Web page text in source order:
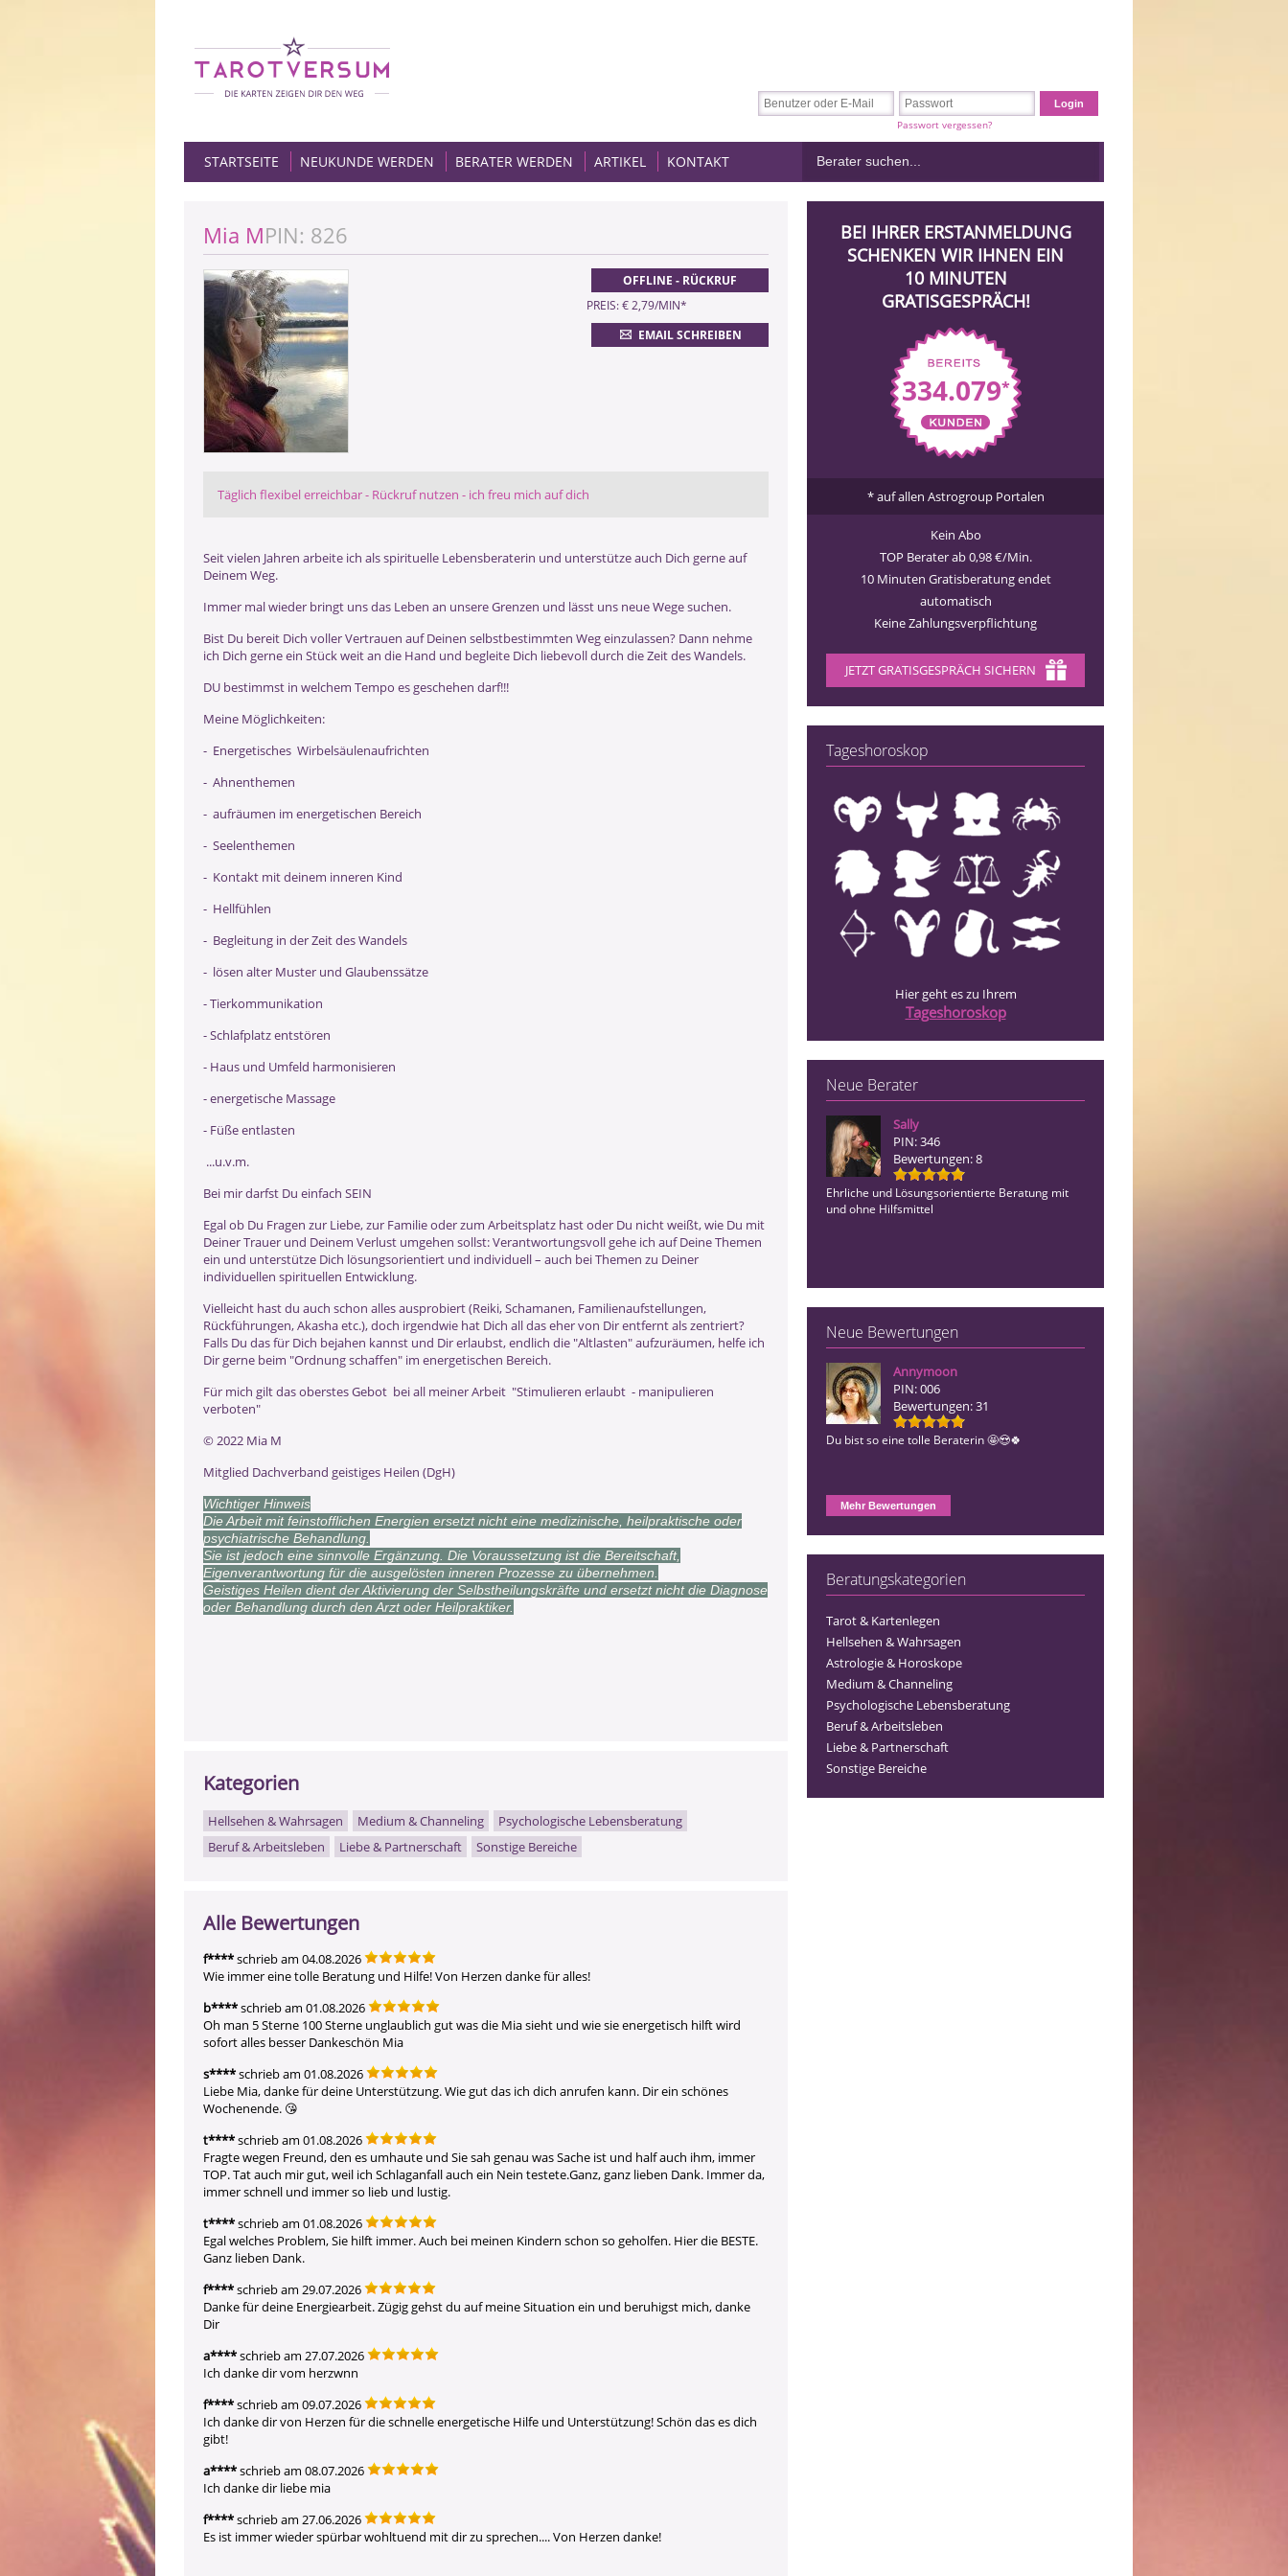
Passwort vergessen?
STARTSEITE NEUKUNDE WERDEN BERATER WERDEN ARTIKEL KONTAKT
BEI IHRER ERSTANMELDUNG
SCHENKEN WIR IHNEN EIN
10 MINUTEN
GRATISGESPRÄCH!
334.079*
* auf allen Astrogroup Portalen
Kein Abo
TOP Berater ab 0,98 €/Min.
10 Minuten Gratisberatung endet
automatisch
Keine Zahlungsverpflichtung
JETZT GRATISGESPRÄCH SICHERN
Tageshoroskop
Hier geht es zu Ihrem
Tageshoroskop
Neue Berater
Sally
PIN: 346
Bewertungen: 8
Ehrliche und Lösungsorientierte Beratung mit
und ohne Hilfsmittel
Neue Bewertungen
Annymoon
PIN: 006
Bewertungen: 31
Du bist so eine tolle Beraterin 🤩😍🍀
Mehr Bewertungen
Beratungskategorien
Tarot & Kartenlegen
Hellsehen & Wahrsagen
Astrologie & Horoskope
Medium & Channeling
Psychologische Lebensberatung
Beruf & Arbeitsleben
Liebe & Partnerschaft
Sonstige Bereiche
Mia MPIN: 826
OFFLINE - RÜCKRUF
PREIS: € 2,79/MIN*
EMAIL SCHREIBEN
Täglich flexibel erreichbar - Rückruf nutzen - ich freu mich auf dich
Seit vielen Jahren arbeite ich als spirituelle Lebensberaterin und unterstütze auch Dich gerne auf
Deinem Weg.
Immer mal wieder bringt uns das Leben an unsere Grenzen und lässt uns neue Wege suchen.
Bist Du bereit Dich voller Vertrauen auf Deinen selbstbestimmten Weg einzulassen? Dann nehme
ich Dich gerne ein Stück weit an die Hand und begleite Dich liebevoll durch die Zeit des Wandels.
DU bestimmst in welchem Tempo es geschehen darf!!!
Meine Möglichkeiten:
- Energetisches Wirbelsäulenaufrichten
- Ahnenthemen
- aufräumen im energetischen Bereich
- Seelenthemen
- Kontakt mit deinem inneren Kind
- Hellfühlen
- Begleitung in der Zeit des Wandels
- lösen alter Muster und Glaubenssätze
- Tierkommunikation
- Schlafplatz entstören
- Haus und Umfeld harmonisieren
- energetische Massage
- Füße entlasten
...u.v.m.
Bei mir darfst Du einfach SEIN
Egal ob Du Fragen zur Liebe, zur Familie oder zum Arbeitsplatz hast oder Du nicht weißt, wie Du mit
Deiner Trauer und Deinem Verlust umgehen sollst: Verantwortungsvoll gehe ich auf Deine Themen
ein und unterstütze Dich lösungsorientiert und individuell – auch bei Themen zu Deiner
individuellen spirituellen Entwicklung.
Vielleicht hast du auch schon alles ausprobiert (Reiki, Schamanen, Familienaufstellungen,
Rückführungen, Akasha etc.), doch irgendwie hat Dich all das eher von Dir entfernt als zentriert?
Falls Du das für Dich bejahen kannst und Dir erlaubst, endlich die "Altlasten" aufzuräumen, helfe ich
Dir gerne beim "Ordnung schaffen" im energetischen Bereich.
Für mich gilt das oberstes Gebot bei all meiner Arbeit "Stimulieren erlaubt - manipulieren
verboten"
©️ 2022 Mia M
Mitglied Dachverband geistiges Heilen (DgH)
Wichtiger Hinweis
Die Arbeit mit feinstofflichen Energien ersetzt nicht eine medizinische, heilpraktische oder
psychiatrische Behandlung.
Sie ist jedoch eine sinnvolle Ergänzung. Die Voraussetzung ist die Bereitschaft,
Eigenverantwortung für die ausgelösten inneren Prozesse zu übernehmen.
Geistiges Heilen dient der Aktivierung der Selbstheilungskräfte und ersetzt nicht die Diagnose
oder Behandlung durch den Arzt oder Heilpraktiker.
Kategorien
Hellsehen & Wahrsagen Medium & Channeling
Psychologische Lebensberatung
Beruf & Arbeitsleben
Liebe & Partnerschaft Sonstige Bereiche
Alle Bewertungen
f****schrieb am 04.08.2026
Wie immer eine tolle Beratung und Hilfe! Von Herzen danke für alles!
b****schrieb am 01.08.2026
Oh man 5 Sterne 100 Sterne unglaublich gut was die Mia sieht und wie sie energetisch hilft wird
sofort alles besser Dankeschön Mia
s****schrieb am 01.08.2026
Liebe Mia, danke für deine Unterstützung. Wie gut das ich dich anrufen kann. Dir ein schönes
Wochenende. 😘
t****schrieb am 01.08.2026
Fragte wegen Freund, den es umhaute und Sie sah genau was Sache ist und half auch ihm, immer
TOP. Tat auch mir gut, weil ich Schlaganfall auch ein Nein testete.Ganz, ganz lieben Dank. Immer da,
immer schnell und immer so lieb und lustig.
t****schrieb am 01.08.2026
Egal welches Problem, Sie hilft immer. Auch bei meinen Kindern schon so geholfen. Hier die BESTE.
Ganz lieben Dank.
f****schrieb am 29.07.2026
Danke für deine Energiearbeit. Zügig gehst du auf meine Situation ein und beruhigst mich, danke
Dir
a****schrieb am 27.07.2026
Ich danke dir vom herzwnn
f****schrieb am 09.07.2026
Ich danke dir von Herzen für die schnelle energetische Hilfe und Unterstützung! Schön das es dich
gibt!
a****schrieb am 08.07.2026
Ich danke dir liebe mia
f****schrieb am 27.06.2026
Es ist immer wieder spürbar wohltuend mit dir zu sprechen.... Von Herzen danke!